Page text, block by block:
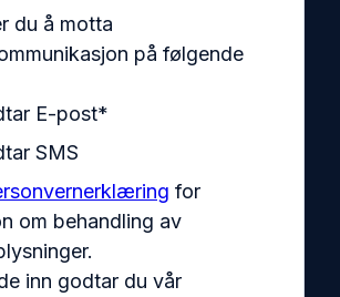
du å motta
på følgende
E-post*
SMS
for
om behandling av
inn godtar du vår